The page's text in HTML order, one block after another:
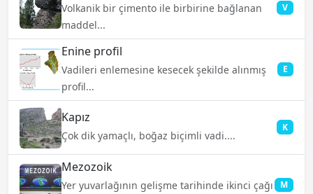
Volkanik bir çimento ile birbirine bağlanan
maddel...
V
Enine profil
Vadileri enlemesine kesecek şekilde alınmış
profil...
E
Kapız
Çok dik yamaçlı, boğaz biçimli vadi....
K
Mezozoik
Yer yuvarlağının gelişme tarihinde ikinci çağı
M